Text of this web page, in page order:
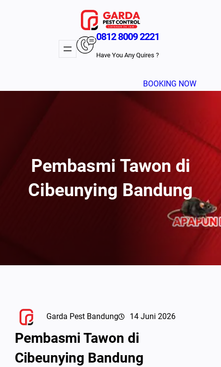
0812 8009 2221
Have You Any Quires ?
BOOKING NOW
Pembasmi Tawon di
Cibeunying Bandung
Garda Pest Bandung 14 Juni 2026
Pembasmi Tawon di
Cibeunying Bandung